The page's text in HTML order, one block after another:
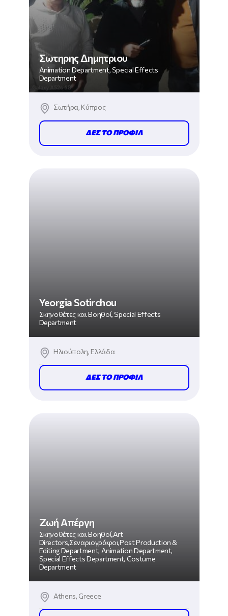
Σωτηρης Δημητριου
Animation Department, Special Effects
Department
Σωτήρα, Κύπρος
ΔΕΣ ΤΟ ΠΡΟΦΙΛ
Yeorgia Sotirchou
Σκηνοθέτες και Βοηθοί, Special Effects
Department
Ηλιούπολη, Ελλάδα
ΔΕΣ ΤΟ ΠΡΟΦΙΛ
Ζωή Απέργη
Σκηνοθέτες και Βοηθοί,Art
Directors,Σεναριογράφοι,Post Production &
Editing Department, Animation Department,
Special Effects Department, Costume
Department
Athens, Greece